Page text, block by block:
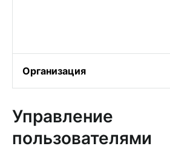
Организация
Управление
пользователями